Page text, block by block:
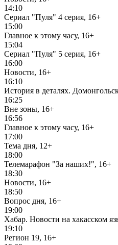
14:10
Сериал "Пуля" 4 серия, 16+
15:00
Главное к этому часу, 16+
15:04
Сериал "Пуля" 5 серия, 16+
16:00
Новости, 16+
16:10
История в деталях.
16:25
Вне зоны, 16+
16:56
Главное к этому часу, 16+
17:00
Тема дня, 12+
18:00
Телемарафон "За наших!", 16+
18:30
Новости, 16+
18:50
Вопрос дня, 16+
19:00
Хабар. Новости на хакасском
19:10
Регион 19, 16+